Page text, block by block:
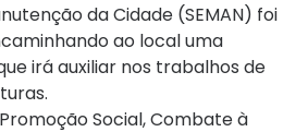
da Cidade (SEMAN) foi
ao local uma
irá auxiliar nos trabalhos de
Social, Combate à